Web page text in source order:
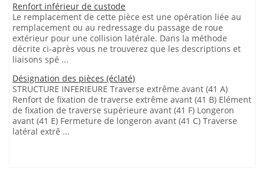
Renfort inférieur de custode
Le remplacement de cette pièce est une opération liée au
remplacement ou au redressage du passage de roue
extérieur pour une collision latérale. Dans la méthode
décrite ci-après vous ne trouverez que les descriptions et
liaisons spé ...
Désignation des pièces (éclaté)
STRUCTURE INFERIEURE Traverse extrême avant (41 A)
Renfort de fixation de traverse extrême avant (41 B) Elément
de fixation de traverse supérieure avant (41 F) Longeron
avant (41 E) Fermeture de longeron avant (41 C) Traverse
latéral extrê ...